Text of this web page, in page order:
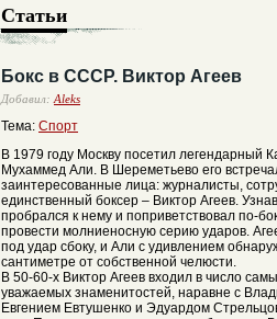
Статьи
Бокс в СССР. Виктор Агеев
Добавил: Aleks
Тема: Спорт
В 1979 году Москву посетил легендарный
Мухаммед Али. В Шереметьево его
заинтересованные лица: журналисты,
единственный боксер – Виктор Агеев.
пробрался к нему и поприветствовал по-
провести молниеносную серию ударов.
под удар сбоку, и Али с удивлением
сантиметре от собственной челюсти.
В 50-60-х Виктор Агеев входил в число
уважаемых знаменитостей, наравне с
Евгением Евтушенко и Эдуардом